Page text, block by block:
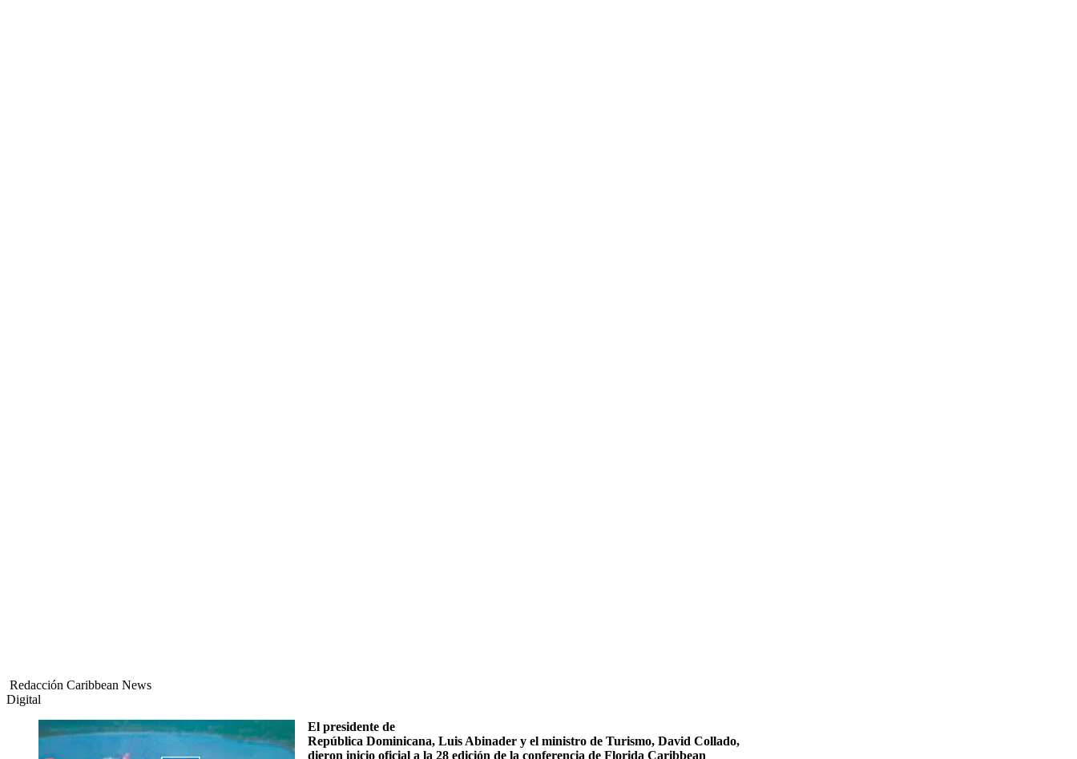
Redacción Caribbean News
Digital
El presidente de
República Dominicana, Luis Abinader y el ministro de Turismo, David Collado,
dieron inicio oficial a la 28 edición de la conferencia de Florida Caribbean